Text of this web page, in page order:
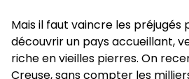
Mais il faut vaincre les préjugés
découvrir un pays accueillant,
riche en vieilles pierres. On
Creuse, sans compter les